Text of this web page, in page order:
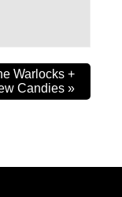
Warlocks +
Candies »